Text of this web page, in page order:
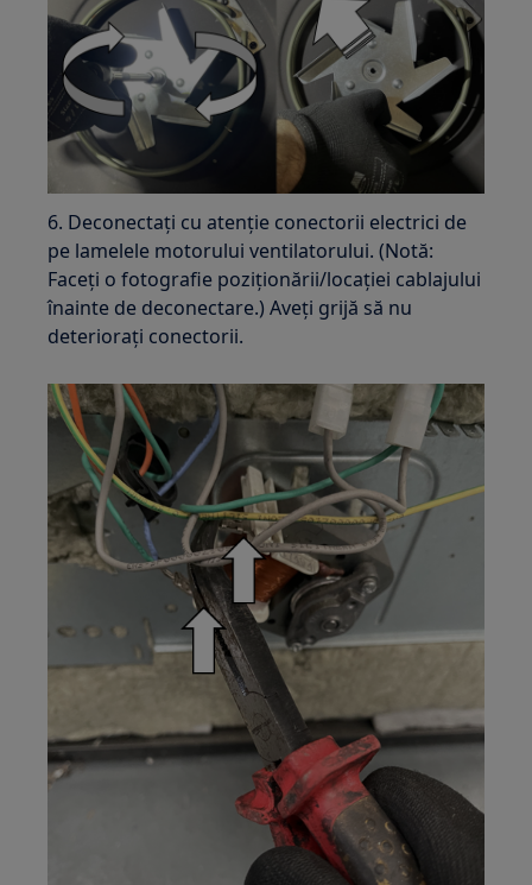
6. Deconectați cu atenție conectorii electrici de
pe lamelele motorului ventilatorului. (Notă:
Faceți o fotografie poziționării/locației cablajului
înainte de deconectare.) Aveți grijă să nu
deteriorați conectorii.